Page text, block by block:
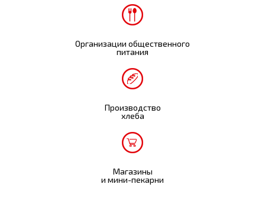
Организации общественного
питания
Производство
хлеба
Магазины
и мини-пекарни